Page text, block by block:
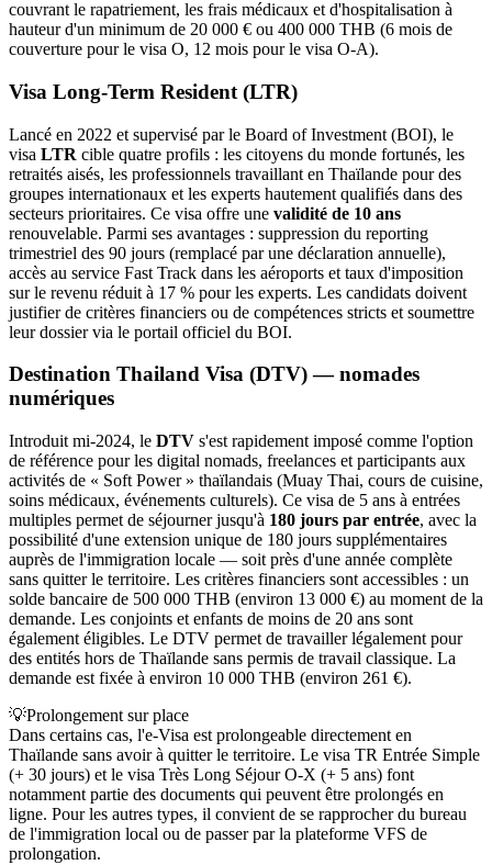
couvrant le rapatriement, les frais médicaux et d'hospitalisation à
hauteur d'un minimum de 20 000 € ou 400 000 THB (6 mois de
couverture pour le visa O, 12 mois pour le visa O-A).
Visa Long-Term Resident (LTR)
Lancé en 2022 et supervisé par le Board of Investment (BOI), le
visa LTR cible quatre profils : les citoyens du monde fortunés, les
retraités aisés, les professionnels travaillant en Thaïlande pour des
groupes internationaux et les experts hautement qualifiés dans des
secteurs prioritaires. Ce visa offre une validité de 10 ans
renouvelable. Parmi ses avantages : suppression du reporting
trimestriel des 90 jours (remplacé par une déclaration annuelle),
accès au service Fast Track dans les aéroports et taux d'imposition
sur le revenu réduit à 17 % pour les experts. Les candidats doivent
justifier de critères financiers ou de compétences stricts et soumettre
leur dossier via le portail officiel du BOI.
Destination Thailand Visa (DTV) — nomades
numériques
Introduit mi-2024, le DTV s'est rapidement imposé comme l'option
de référence pour les digital nomads, freelances et participants aux
activités de « Soft Power » thaïlandais (Muay Thai, cours de cuisine,
soins médicaux, événements culturels). Ce visa de 5 ans à entrées
multiples permet de séjourner jusqu'à 180 jours par entrée, avec la
possibilité d'une extension unique de 180 jours supplémentaires
auprès de l'immigration locale — soit près d'une année complète
sans quitter le territoire. Les critères financiers sont accessibles : un
solde bancaire de 500 000 THB (environ 13 000 €) au moment de la
demande. Les conjoints et enfants de moins de 20 ans sont
également éligibles. Le DTV permet de travailler légalement pour
des entités hors de Thaïlande sans permis de travail classique. La
demande est fixée à environ 10 000 THB (environ 261 €).
💡Prolongement sur place
Dans certains cas, l'e-Visa est prolongeable directement en
Thaïlande sans avoir à quitter le territoire. Le visa TR Entrée Simple
(+ 30 jours) et le visa Très Long Séjour O-X (+ 5 ans) font
notamment partie des documents qui peuvent être prolongés en
ligne. Pour les autres types, il convient de se rapprocher du bureau
de l'immigration local ou de passer par la plateforme VFS de
prolongation.